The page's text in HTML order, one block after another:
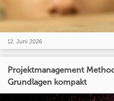
12. Juni 2026
Projektmanagement
Grundlagen kompakt